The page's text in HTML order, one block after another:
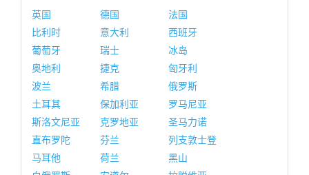
英国 德国
法国
比利时
意大利
西班牙
葡萄牙
瑞士
冰岛
奥地利
捷克
匈牙利
波兰
希腊
俄罗斯
土耳其
保加利亚
罗马尼亚
斯洛文尼亚
克罗地亚
圣马力诺
直布罗陀
芬兰
列支敦士登
马耳他
荷兰
黑山